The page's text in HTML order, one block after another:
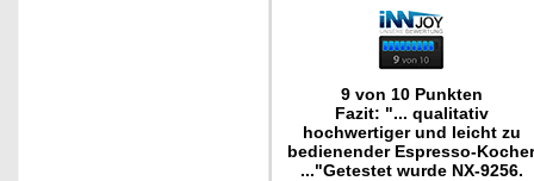
9 von 10 Punkten
Fazit: "... qualitativ
hochwertiger und leicht zu
bedienender Espresso-Kocher
..."Getestet wurde NX-9256.